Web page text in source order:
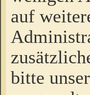
auf
bitte